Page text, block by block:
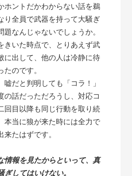
ホントだかわからない話を鵜
り全員で武器を持って大騒ぎ
題なんじゃないでしょうか。
きいた時点で、とりあえず武
に出して、他の人は冷静に待
のです。
だと判明しても「コラ！」
の話だっただろうし、対応コ
回目以降も同じ行動を取り続
本当に狼が来た時には全力で
たはずです。
情報を見たからといって、真
してはいけない。